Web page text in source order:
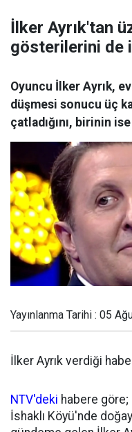
İlker Ayrık'tan
gösterilerini de
Oyuncu İlker Ayrık,
düşmesi sonucu üç
çatladığını, birinin ise
Yayınlanma Tarihi : 05
İlker Ayrık verdiği
NTV'deki habere göre;
İshaklı Köyü'nde